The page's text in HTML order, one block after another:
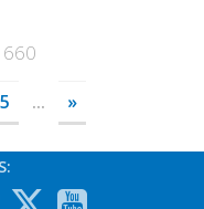
660
5 ... »